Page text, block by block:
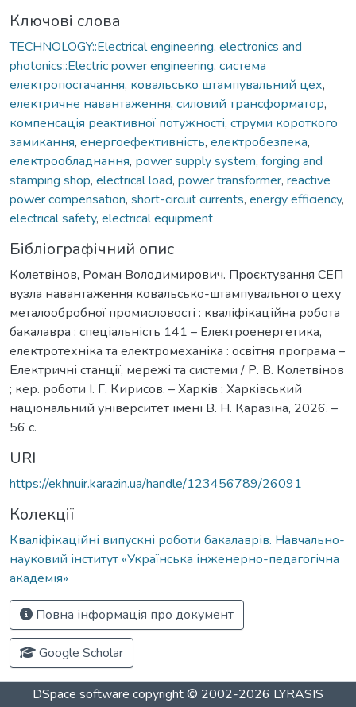
Ключові слова
TECHNOLOGY::Electrical engineering, electronics and
photonics::Electric power engineering, система
електропостачання, ковальсько штампувальний цех,
електричне навантаження, силовий трансформатор,
компенсація реактивної потужності, струми короткого
замикання, енергоефективність, електробезпека,
електрообладнання, рower supply system, forging and
stamping shop, electrical load, power transformer, reactive
power compensation, short-circuit currents, energy efficiency,
electrical safety, electrical equipment
Бібліографічний опис
Колетвінов, Роман Володимирович. Проєктування СЕП
вузла навантаження ковальсько-штампувального цеху
металообробної промисловості : кваліфікаційна робота
бакалавра : спеціальність 141 – Електроенергетика,
електротехніка та електромеханіка : освітня програма –
Електричні станції, мережі та системи / Р. В. Колетвінов
; кер. роботи І. Г. Кирисов. – Харків : Харківський
національний університет імені В. Н. Каразіна, 2026. –
56 с.
URI
https://ekhnuir.karazin.ua/handle/123456789/26091
Колекції
Кваліфікаційні випускні роботи бакалаврів. Навчально-
науковий інститут «Українська інженерно-педагогічна
академія»
Повна інформація про документ
Google Scholar
DSpace software copyright © 2002-2026 LYRASIS